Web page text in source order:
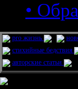
•
pro жизнь
стихийные бедствия
авторские статьи